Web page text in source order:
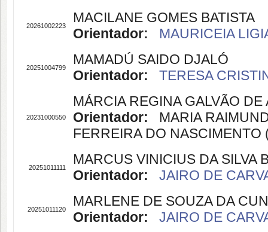
20261002223
MACILANE GOMES BATISTA
Orientador:
MAURICEIA
20251004799
MAMADÚ SAIDO DJALÓ
Orientador:
TERESA
20231000550
MÁRCIA REGINA GALVÃO DE
Orientador: MARIA
FERREIRA DO NASCIMENTO
20251011111
MARCUS VINICIUS DA SILVA
Orientador:
JAIRO DE
20251011120
MARLENE DE SOUZA DA
Orientador:
JAIRO DE